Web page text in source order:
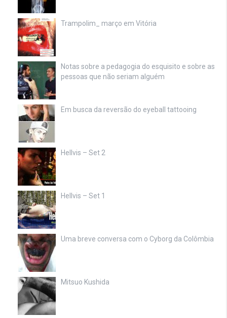
Trampolim_ março em Vitória
Notas sobre a pedagogia do esquisito e sobre as
pessoas que não seriam alguém
Em busca da reversão do eyeball tattooing
Hellvis – Set 2
Hellvis – Set 1
Uma breve conversa com o Cyborg da Colômbia
Mitsuo Kushida